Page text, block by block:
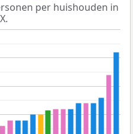
per huishouden in